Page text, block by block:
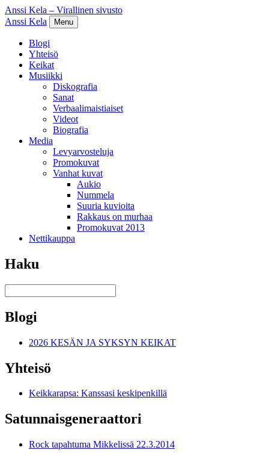
Anssi Kela – Virallinen sivusto
Anssi Kela
Menu
Blogi
Yhteisö
Keikat
Musiikki
Diskografia
Sanat
Verbaalimaistiaiset
Videot
Biografia
Media
Levyarvosteluja
Promokuvat
Vanhat kuvat
Aukio
Nummela
Suuria kuvioita
Rakkaus on murhaa
Promokuvat 2013
Nettikauppa
Haku
Blogi
2026 KESÄN JA SYKSYN KEIKAT
Yhteisö
Keikkarapsa: Kanssasi keskipenkillä
Satunnais­generaattori
Rock tapahtuma Mikkelissä 22.3.2014